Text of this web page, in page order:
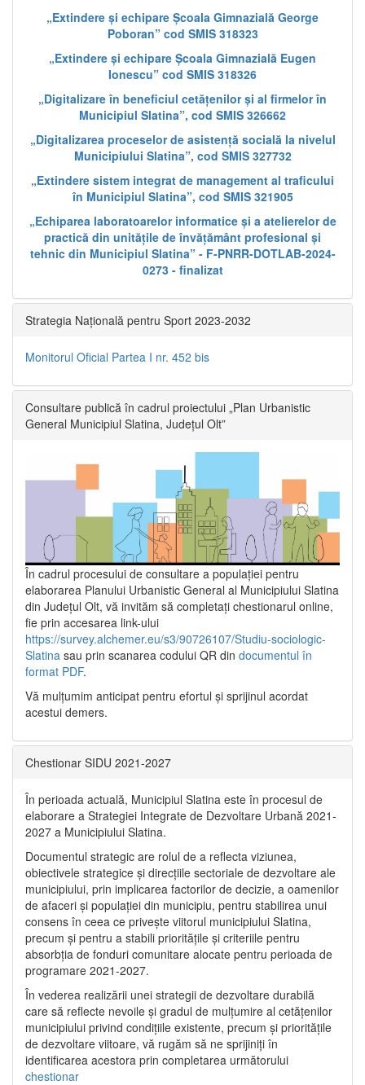
„Extindere și echipare Școala Gimnazială George
Poboran” cod SMIS 318323
„Extindere și echipare Școala Gimnazială Eugen
Ionescu” cod SMIS 318326
„Digitalizare în beneficiul cetățenilor și al firmelor în
Municipiul Slatina”, cod SMIS 326662
„Digitalizarea proceselor de asistență socială la nivelul
Municipiului Slatina”, cod SMIS 327732
„Extindere sistem integrat de management al traficului
în Municipiul Slatina”, cod SMIS 321905
„Echiparea laboratoarelor informatice și a atelierelor de
practică din unitățile de învățământ profesional și
tehnic din Municipiul Slatina” - F-PNRR-DOTLAB-2024-
0273 - finalizat
Strategia Națională pentru Sport 2023-2032
Monitorul Oficial Partea I nr. 452 bis
Consultare publică în cadrul proiectului „Plan Urbanistic
General Municipiul Slatina, Județul Olt”
În cadrul procesului de consultare a populaţiei pentru
elaborarea Planului Urbanistic General al Municipiului Slatina
din Județul Olt, vă invităm să completați chestionarul online,
fie prin accesarea link-ului
https://survey.alchemer.eu/s3/90726107/Studiu-sociologic-
Slatina sau prin scanarea codului QR din documentul în
format PDF.
Vă mulţumim anticipat pentru efortul şi sprijinul acordat
acestui demers.
Chestionar SIDU 2021-2027
În perioada actuală, Municipiul Slatina este în procesul de
elaborare a Strategiei Integrate de Dezvoltare Urbană 2021‐
2027 a Municipiului Slatina.
Documentul strategic are rolul de a reflecta viziunea,
obiectivele strategice și direcțiile sectoriale de dezvoltare ale
municipiului, prin implicarea factorilor de decizie, a oamenilor
de afaceri și populației din municipiu, pentru stabilirea unui
consens în ceea ce privește viitorul municipiului Slatina,
precum și pentru a stabili prioritățile și criteriile pentru
absorbția de fonduri comunitare alocate pentru perioada de
programare 2021-2027.
În vederea realizării unei strategii de dezvoltare durabilă
care să reflecte nevoile și gradul de mulțumire al cetățenilor
municipiului privind condițiile existente, precum și prioritățile
de dezvoltare viitoare, vă rugăm să ne sprijiniți în
identificarea acestora prin completarea următorului
chestionar